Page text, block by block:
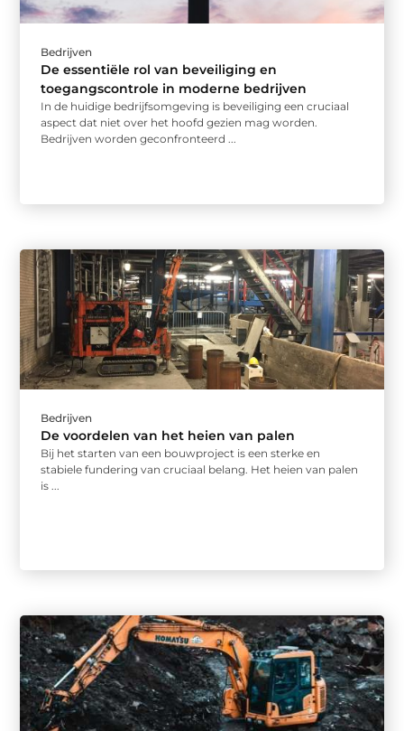
Bedrijven
De essentiële rol van beveiliging en
toegangscontrole in moderne bedrijven
In de huidige bedrijfsomgeving is beveiliging een cruciaal
aspect dat niet over het hoofd gezien mag worden.
Bedrijven worden geconfronteerd ...
Bedrijven
De voordelen van het heien van palen
Bij het starten van een bouwproject is een sterke en
stabiele fundering van cruciaal belang. Het heien van palen
is ...